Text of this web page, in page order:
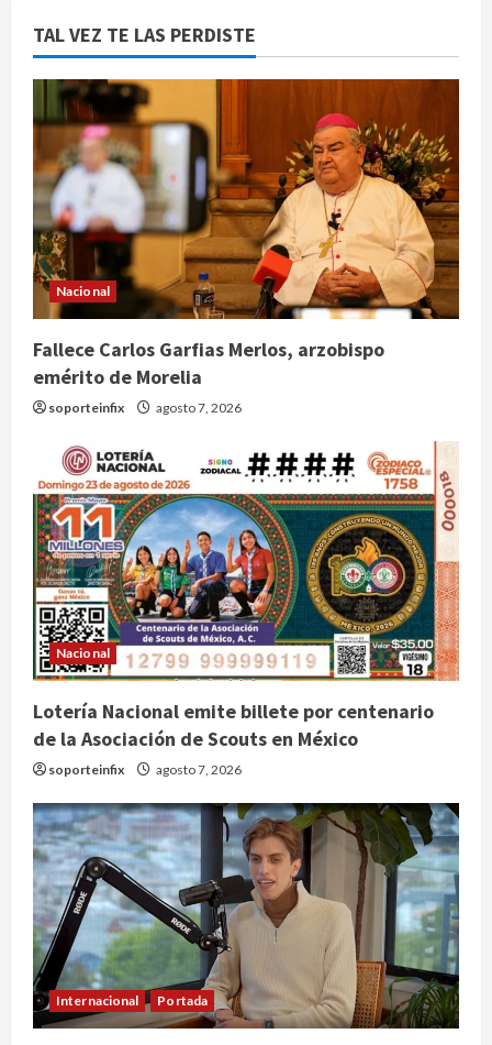
TAL VEZ TE LAS PERDISTE
Nacional
Fallece Carlos Garfias Merlos, arzobispo
emérito de Morelia
soporteinfix agosto 7, 2026
Nacional
Lotería Nacional emite billete por centenario
de la Asociación de Scouts en México
soporteinfix agosto 7, 2026
Internacional Portada